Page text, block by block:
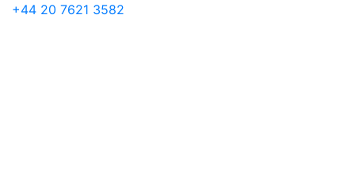
+44 20 7621 3582